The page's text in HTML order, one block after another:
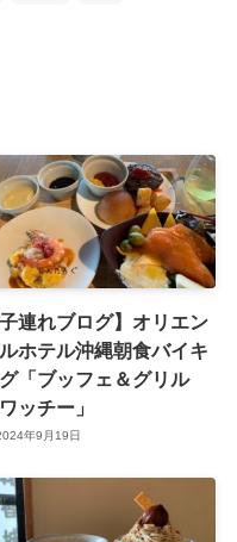
子連れブログ】オリエン
ホテル沖縄朝食バイキ
「ブッフェ＆グリル
ッチー」
年9月19日